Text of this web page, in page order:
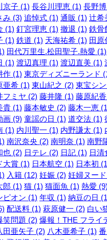
京子 (1) 長谷川理恵 (1) 長野
み (3) 追悼式 (1) 通販 (1) 辻希
(1) 釘宮理恵 (1) 撤退 (1) 鉄骨
(1) 鉄道 (1) 天海祐希 (1) 田原
田代万里生.松田聖子.熱愛 (1)
(1) 渡辺真理 (1) 渡辺直美 (1)
作 (1) 東京ディズニーランド
亜希 (1) 東山紀之 (2) 東宝シ
フミヤ (2) 藤井隆 (1) 藤原紀
貴 (1) 藤本敏史 (2) 藤木一恵
画 (9) 童謡の日 (1) 道交法 (1)
(1) 内川聖一 (1) 内野謙太 (1)
南沢奈央 (2) 南明奈 (1) 南野
也 (2) 日テレ (2) 日記 (1) 日清
大賞 (1) 日本航空 (1) 日本初
入籍 (12) 妊娠 (2) 妊婦ヌー
郎 (1) 猫 (1) 猫面魚 (1) 熱愛
ピオン (1) 年収 (1) 納豆の日
配送料 (1) 萩原健一 (2) 白い
笑問題 (2) 爆報！THE フライ
田亜矢子 (2) 八木亜希子 (1)